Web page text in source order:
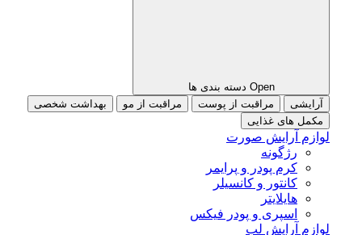
Open دسته بندی ها
آرایشی
مراقبت از پوست مراقبت از مو
بهداشت شخصی
مکمل های غذایی
لوازم آرایش صورت
رژگونه
کرم پودر و پرایمر
کانتور و کانسیلر
هایلایتر
اسپری و پودر فیکس
لوازم آرایش لب